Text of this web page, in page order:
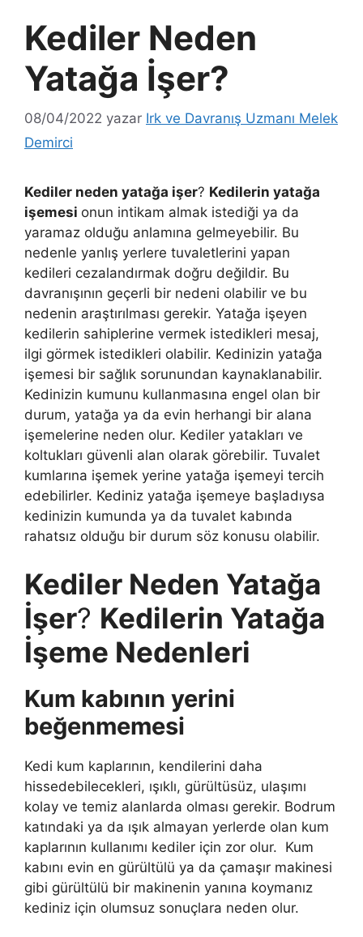
Kediler Neden
Yatağa İşer?
08/04/2022 yazar Irk ve Davranış Uzmanı Melek
Demirci
Kediler neden yatağa işer? Kedilerin yatağa
işemesi onun intikam almak istediği ya da
yaramaz olduğu anlamına gelmeyebilir. Bu
nedenle yanlış yerlere tuvaletlerini yapan
kedileri cezalandırmak doğru değildir. Bu
davranışının geçerli bir nedeni olabilir ve bu
nedenin araştırılması gerekir. Yatağa işeyen
kedilerin sahiplerine vermek istedikleri mesaj,
ilgi görmek istedikleri olabilir. Kedinizin yatağa
işemesi bir sağlık sorunundan kaynaklanabilir.
Kedinizin kumunu kullanmasına engel olan bir
durum, yatağa ya da evin herhangi bir alana
işemelerine neden olur. Kediler yatakları ve
koltukları güvenli alan olarak görebilir. Tuvalet
kumlarına işemek yerine yatağa işemeyi tercih
edebilirler. Kediniz yatağa işemeye başladıysa
kedinizin kumunda ya da tuvalet kabında
rahatsız olduğu bir durum söz konusu olabilir.
Kediler Neden Yatağa
İşer? Kedilerin Yatağa
İşeme Nedenleri
Kum kabının yerini
beğenmemesi
Kedi kum kaplarının, kendilerini daha
hissedebilecekleri, ışıklı, gürültüsüz, ulaşımı
kolay ve temiz alanlarda olması gerekir. Bodrum
katındaki ya da ışık almayan yerlerde olan kum
kaplarının kullanımı kediler için zor olur. Kum
kabını evin en gürültülü ya da çamaşır makinesi
gibi gürültülü bir makinenin yanına koymanız
kediniz için olumsuz sonuçlara neden olur.